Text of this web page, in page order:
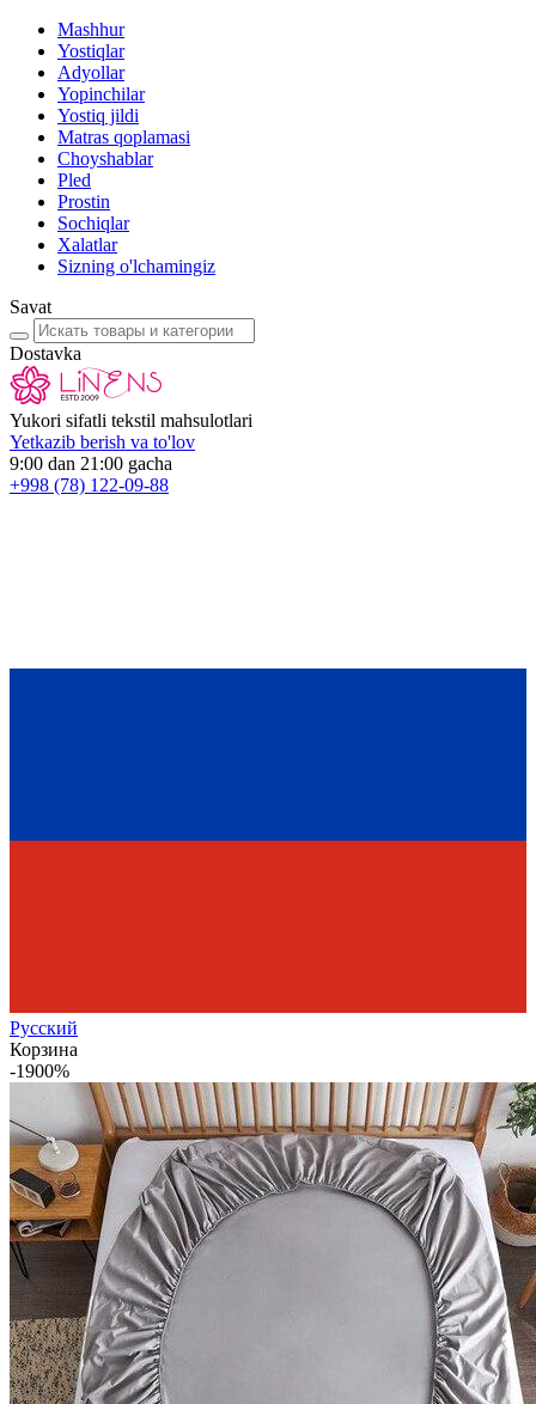
Mashhur
Yostiqlar
Adyollar
Yopinchilar
Yostiq jildi
Matras qoplamasi
Choyshablar
Pled
Prostin
Sochiqlar
Xalatlar
Sizning o'lchamingiz
Savat
Dostavka
Yukori sifatli tekstil mahsulotlari
Yetkazib berish va to'lov
9:00 dan 21:00 gacha
+998 (78) 122-09-88
Русский
Корзина
-1900%